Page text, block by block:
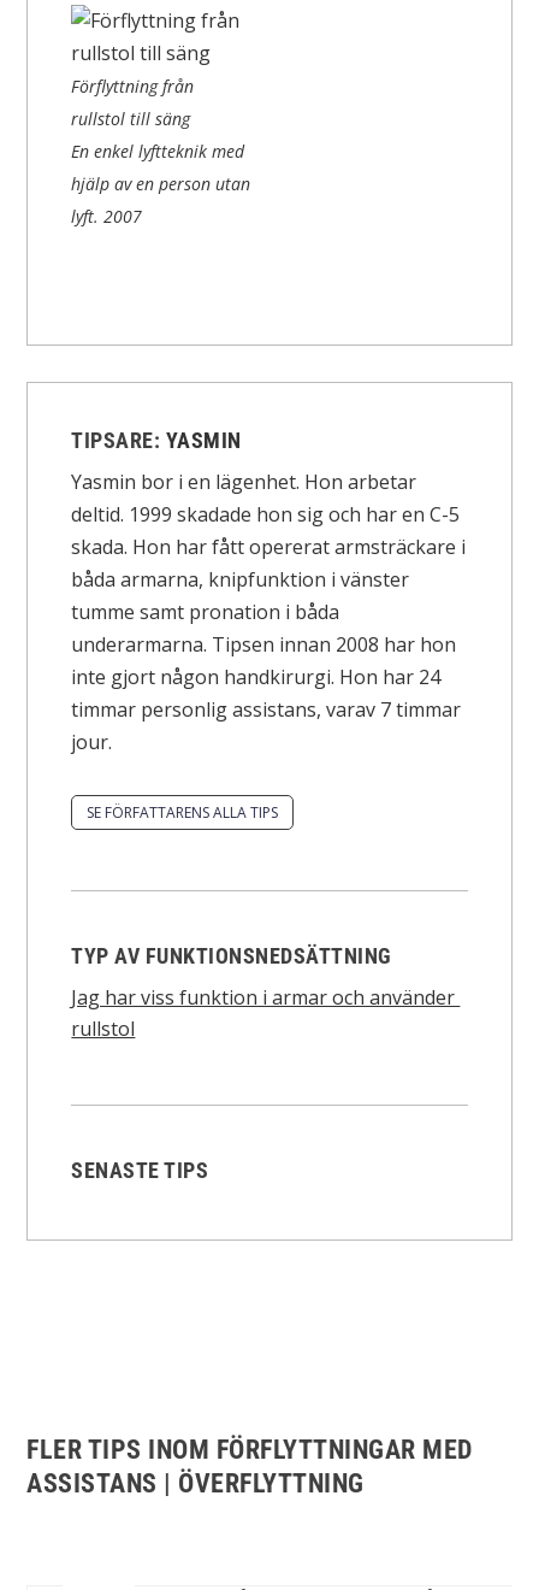
Förflyttning från
rullstol till säng
En enkel lyftteknik med
hjälp av en person utan
lyft.2007
TIPSARE: YASMIN
Yasmin bor i en lägenhet. Hon arbetar
deltid. 1999 skadade hon sig och har en C-5
skada. Hon har fått opererat armsträckare i
båda armarna, knipfunktion i vänster
tumme samt pronation i båda
underarmarna. Tipsen innan 2008 har hon
inte gjort någon handkirurgi. Hon har 24
timmar personlig assistans, varav 7 timmar
jour.
SE FÖRFATTARENS ALLA TIPS
TYP AV FUNKTIONSNEDSÄTTNING
Jag har viss funktion i armar och använder
rullstol
SENASTE TIPS
FLER TIPS INOM FÖRFLYTTNINGAR MED
ASSISTANS | ÖVERFLYTTNING